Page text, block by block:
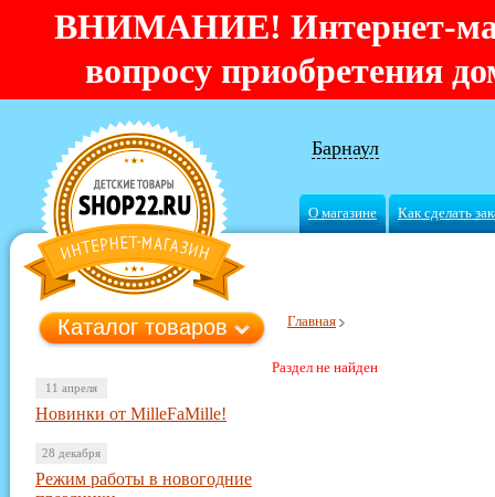
ВНИМАНИЕ! Интернет-
вопросу приобретения
Барнаул
О магазине Как сделать
Главная
Каталог товаров
11 апреля
Новинки от MilleFaMille!
28 декабря
Режим работы в новогодние
Раздел не найден